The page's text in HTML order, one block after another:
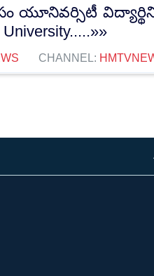
యూనివర్సిటీ
CHANNEL: